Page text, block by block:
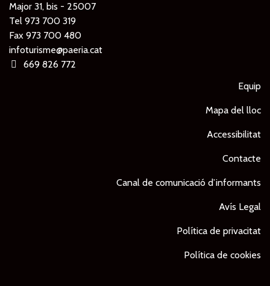
Major 31, bis - 25007
Tel 973 700 319
Fax 973 700 480
infoturisme@paeria.cat
669 826 772
Equip
Mapa del lloc
Accessibilitat
Contacte
Canal de comunicació d’informants
Avís Legal
Política de privacitat
Política de cookies